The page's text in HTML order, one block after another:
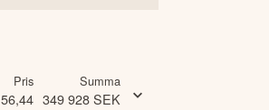
Pris
56,44
Summa
349 928 SEK